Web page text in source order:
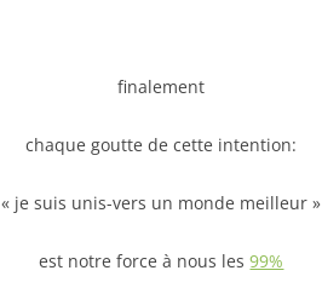
finalement
chaque goutte de cette intention:
« je suis unis-vers un monde meilleur »
est notre force à nous les99%